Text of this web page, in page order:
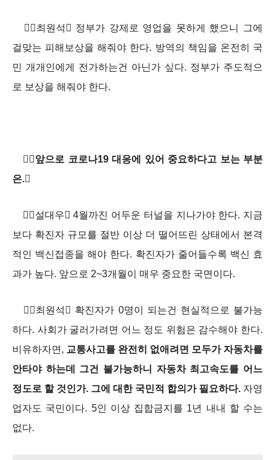
최원석 정부가 강제로 영업을 못하게 했으니 그에
걸맞는 피해보상을 해줘야 한다. 방역의 책임을 온전히 국
민 개개인에게 전가하는건 아닌가 싶다. 정부가 주도적으
로 보상을 해줘야 한다.
앞으로 코로나19 대응에 있어 중요하다고 보는 부분
은.
설대우 4월까진 어두운 터널을 지나가야 한다. 지금
보다 확진자 규모를 절반 이상 더 떨어뜨린 상태에서 본격
적인 백신접종을 해야 한다. 확진자가 줄어들수록 백신 효
과가 높다. 앞으로 2~3개월이 매우 중요한 국면이다.
최원석 확진자가 0명이 되는건 현실적으로 불가능
하다. 사회가 굴러가려면 어느 정도 위험은 감수해야 한다.
비유하자면, 교통사고를 완전히 없애려면 모두가 자동차를
안타야 하는데 그건 불가능하니 자동차 최고속도를 어느
정도로 할 것인가. 그에 대한 국민적 합의가 필요하다. 자영
업자도 국민이다. 5인 이상 집합금지를 1년 내내 할 수는
없다.